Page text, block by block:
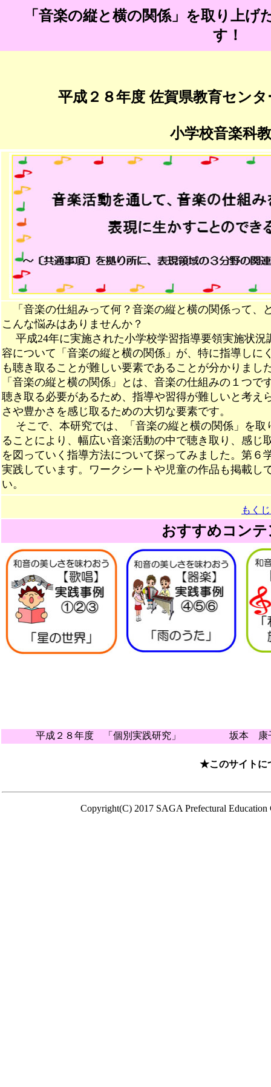
「音楽の縦と横の関係」を取り上げ
す！
平成２８年度 佐賀県教育セン
小学校音楽科
「音楽の仕組みって何？ 音楽の縦と横の関係って、
こんな悩みはありませんか？
平成24年に実施された小学校学習指導要領実施状況
容について「音楽の縦と横の関係」が、特に指導しに
も聴き取ることが難しい要素であることが分かりまし
「音楽の縦と横の関係」とは、音楽の仕組みの１つ
聴き取る必要があるため、指導や習得が難しいと考え
さや豊かさを感じ取るための大切な要素です。
そこで、本研究では、「音楽の縦と横の関係」を取
ることにより、幅広い音楽活動の中で聴き取り、感じ
を図っていく指導方法について探ってみました。第６
実践しています。ワークシートや児童の作品も掲載し
い。
もく
おすすめコンテ
平成２８年度 「個別実践研究」 坂本 康子
★このサイトに
Copyright(C) 2017 SAGA Prefectural Education